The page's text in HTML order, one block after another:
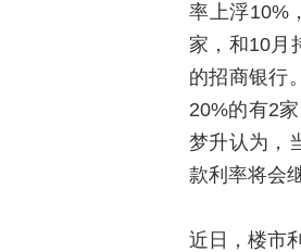
率上浮10%
家，和10月
的招商银行
20%的有2
梦升认为，
款利率将会
近日，楼市